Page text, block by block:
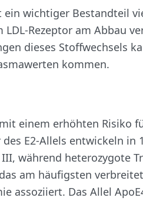
wichtiger Bestandteil
Rezeptor am Abbau
dieses Stoffwechsels
kommen.
einem erhöhten Risiko
E2-Allels entwickeln in
während heterozygote
am häufigsten
assoziiert. Das Allel